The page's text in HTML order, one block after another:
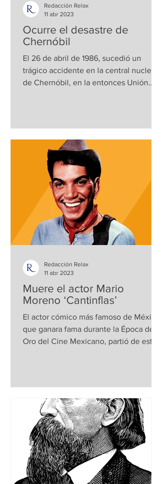
Ocurre el desastre de
Chernóbil
El 26 de abril de 1986, sucedió un
trágico accidente en la central nuclear
de Chernóbil, en la entonces Unión
Redacción Relax
11 abr 2023
Muere el actor Mario
Moreno ‘Cantinflas’
El actor cómico más famoso de México,
que ganara fama durante la Época de
Oro del Cine Mexicano, partió de este
Redacción Relax
11 abr 2023